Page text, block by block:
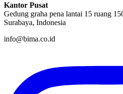
Kantor Pusat
Gedung graha pena lantai 15 ruang
Surabaya, Indonesia
info@bima.co.id